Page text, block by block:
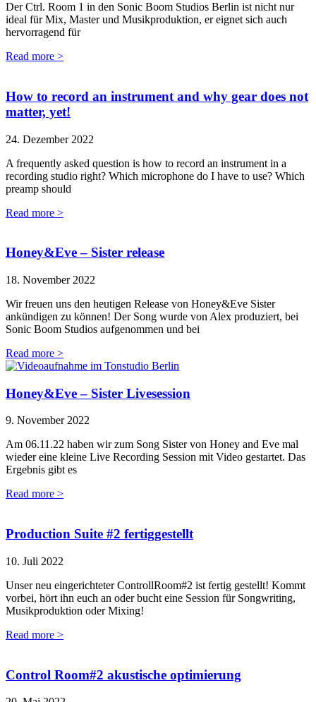
Der Ctrl. Room 1 in den Sonic Boom Studios Berlin ist nicht nur
ideal für Mix, Master und Musikproduktion, er eignet sich auch
hervorragend für
Read more >
How to record an instrument and why gear does not
matter, yet!
24. Dezember 2022
A frequently asked question is how to record an instrument in a
recording studio right? Which microphone do I have to use? Which
preamp should
Read more >
Honey&Eve – Sister release
18. November 2022
Wir freuen uns den heutigen Release von Honey&Eve Sister
ankündigen zu können! Der Song wurde von Alex produziert, bei
Sonic Boom Studios aufgenommen und bei
Read more >
Honey&Eve – Sister Livesession
9. November 2022
Am 06.11.22 haben wir zum Song Sister von Honey and Eve mal
wieder eine kleine Live Recording Session mit Video gestartet. Das
Ergebnis gibt es
Read more >
Production Suite #2 fertiggestellt
10. Juli 2022
Unser neu eingerichteter ControllRoom#2 ist fertig gestellt! Kommt
vorbei, hört ihn euch an oder bucht eine Session für Songwriting,
Musikproduktion oder Mixing!
Read more >
Control Room#2 akustische optimierung